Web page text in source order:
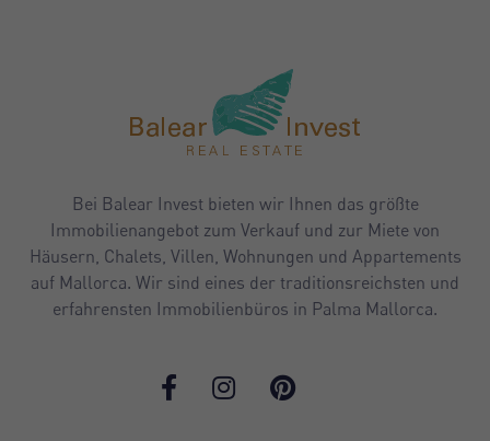
Bei Balear Invest bieten wir Ihnen das größte
Immobilienangebot zum Verkauf und zur Miete von
Häusern, Chalets, Villen, Wohnungen und Appartements
auf Mallorca. Wir sind eines der traditionsreichsten und
erfahrensten Immobilienbüros in Palma Mallorca.